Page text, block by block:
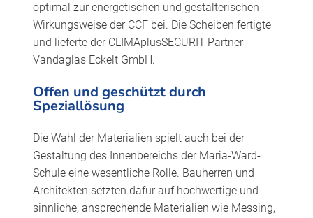
optimal zur energetischen und gestalterischen
Wirkungsweise der CCF bei. Die Scheiben fertigte
und lieferte der CLIMAplusSECURIT-Partner
Vandaglas Eckelt GmbH.
Offen und geschützt durch
Speziallösung
Die Wahl der Materialien spielt auch bei der
Gestaltung des Innenbereichs der Maria-Ward-
Schule eine wesentliche Rolle. Bauherren und
Architekten setzten dafür auf hochwertige und
sinnliche, ansprechende Materialien wie Messing,